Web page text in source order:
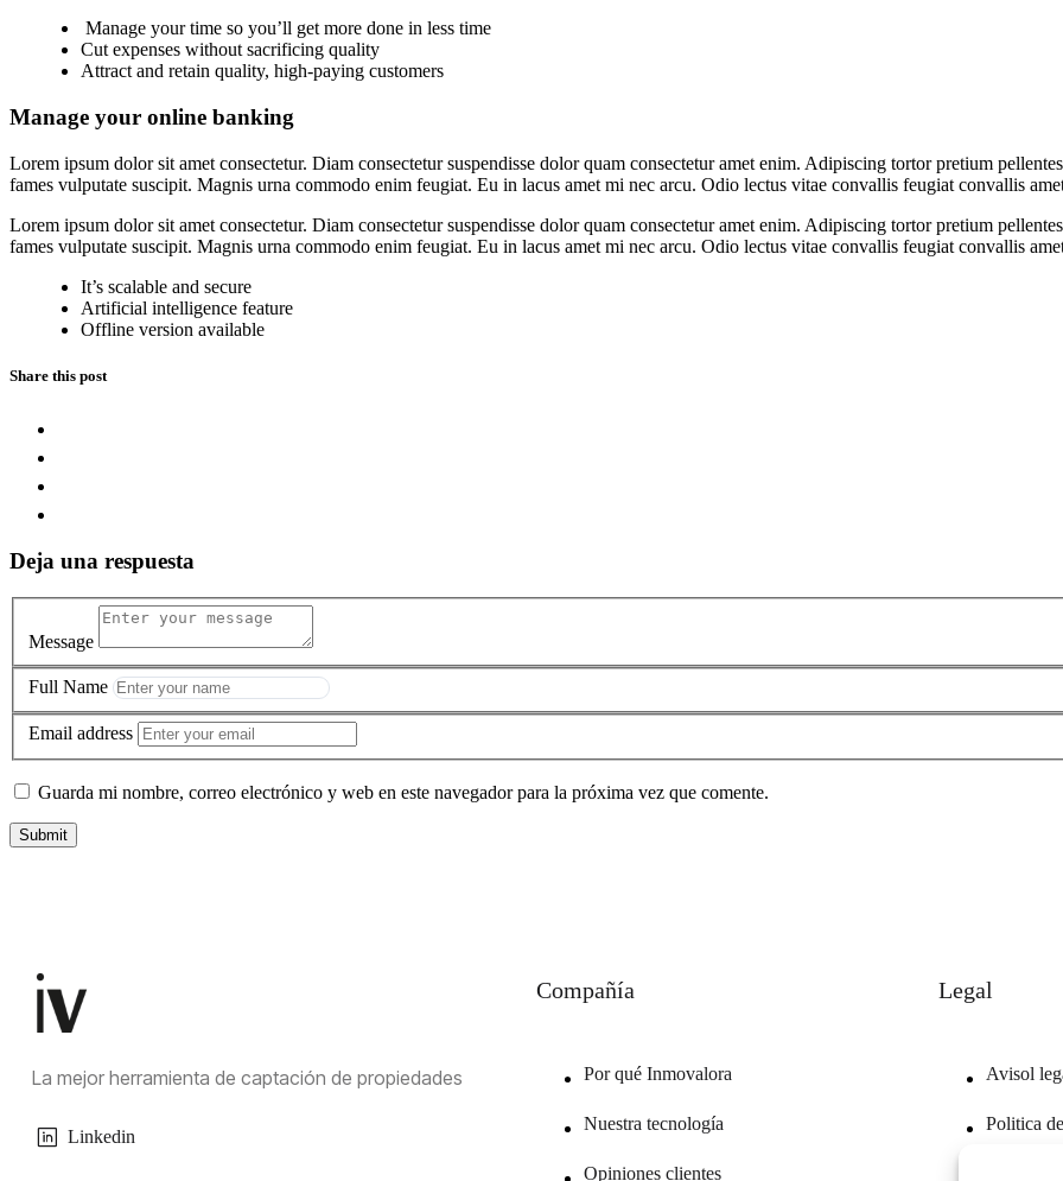
Manage your time so you’ll get more done in less time
Cut expenses without sacrificing quality
Attract and retain quality, high-paying customers
Manage your online banking
Lorem ipsum dolor sit amet consectetur. Diam consectetur suspendisse dolor quam consectetur amet enim. Adipiscing tortor pretium
fames vulputate suscipit. Magnis urna commodo enim feugiat. Eu in lacus amet mi nec arcu. Odio lectus vitae convallis feugiat convallis
Lorem ipsum dolor sit amet consectetur. Diam consectetur suspendisse dolor quam consectetur amet enim. Adipiscing tortor pretium
fames vulputate suscipit. Magnis urna commodo enim feugiat. Eu in lacus amet mi nec arcu. Odio lectus vitae convallis feugiat convallis
It’s scalable and secure
Artificial intelligence feature
Offline version available
Share this post
Deja una respuesta
Message
Full Name
Email address
Guarda mi nombre, correo electrónico y web en este navegador para la próxima vez que comente.
La mejor herramienta de captación de propiedades
Linkedin
Compañía
Por qué Inmovalora
Nuestra tecnología
Opiniones clientes
Legal
Avisol
Politica